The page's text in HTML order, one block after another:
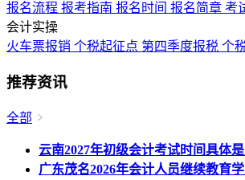
报名流程 报考指南 报名时间 报名简章 考
会计实操
火车票报销 个税起征点 第四季度报税 个
推荐资讯
全部
云南2027年初级会计考试时间具体
广东茂名2026年会计人员继续教育